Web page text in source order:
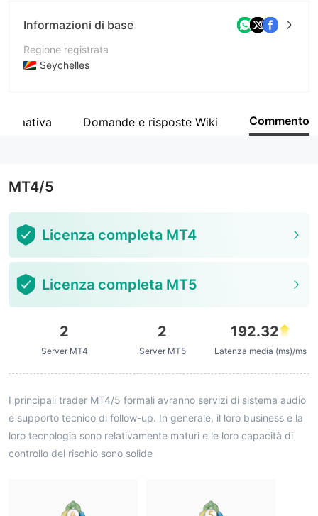
Informazioni di base
Regione registrata
Seychelles
Azienda
Domande e risposte Wiki Commento
MT4/5
Licenza completa MT4
Licenza completa MT5
2
Server MT4
2
Server MT5
192.32
Latenza media (ms)/ms
I principali trader MT4/5 formali avranno servizi di sistema audio
e supporto tecnico di follow-up. In generale, il loro business e la
loro tecnologia sono relativamente maturi e le loro capacità di
controllo del rischio sono solide